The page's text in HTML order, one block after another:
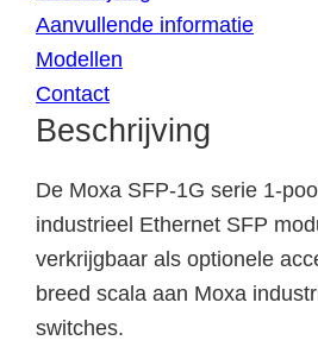
Aanvullende informatie
Modellen
Contact
Beschrijving
De Moxa SFP-1G serie 1-
industrieel Ethernet SFP
verkrijgbaar als optionele
breed scala aan Moxa
switches.